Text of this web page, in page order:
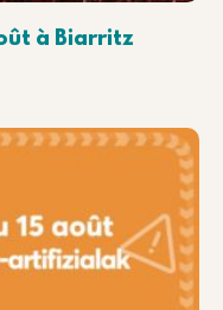
à Biarritz